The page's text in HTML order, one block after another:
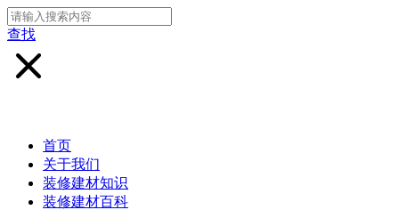
查找
首页
关于我们
装修建材知识
装修建材百科